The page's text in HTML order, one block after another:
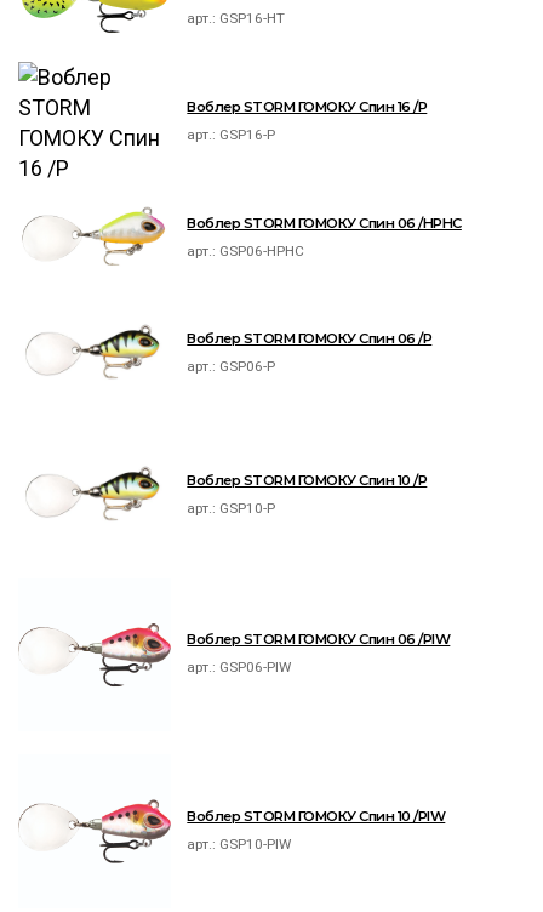
арт.: GSP16-HT
Воблер STORM ГОМОКУ Спин 16 /P
арт.: GSP16-P
Воблер STORM ГОМОКУ Спин 06 /HPHC
арт.: GSP06-HPHC
Воблер STORM ГОМОКУ Спин 06 /P
арт.: GSP06-P
Воблер STORM ГОМОКУ Спин 10 /P
арт.: GSP10-P
Воблер STORM ГОМОКУ Спин 06 /PIW
арт.: GSP06-PIW
Воблер STORM ГОМОКУ Спин 10 /PIW
арт.: GSP10-PIW